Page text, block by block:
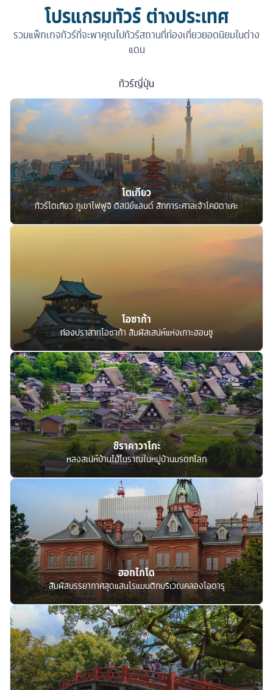
โปรแกรมทัวร์ ต่างประเทศ
รวมแพ็กเกจทัวร์ที่จะพาคุณไปทัวร์สถานที่ท่องเที่ยวยอดนิยมในต่าง
แดน
ทัวร์ญี่ปุ่น
โตเกียว
ทัวร์โตเกียว ภูเขาไฟฟูจิ ดิสนีย์แลนด์ สักการะศาลเจ้าโคมิตาเคะ
โอซาก้า
ท่องปราสาทโอซาก้า สัมผัสเสน่ห์แห่งเกาะฮอนชู
ชิราคาวาโกะ
หลงสเน่ห์บ้านไม้โบราณในหมู่บ้านมรดกโลก
ฮอกไกโด
สัมผัสบรรยากาศสุดแสนโรแมนติกบริเวณคลองโอตารุ